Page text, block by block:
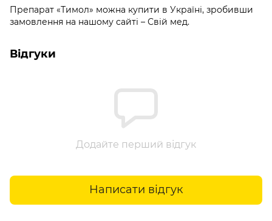
Препарат «Тимол» можна купити в Україні, зробивши
замовлення на нашому сайті – Свій мед.
Відгуки
Додайте перший відгук
Написати відгук